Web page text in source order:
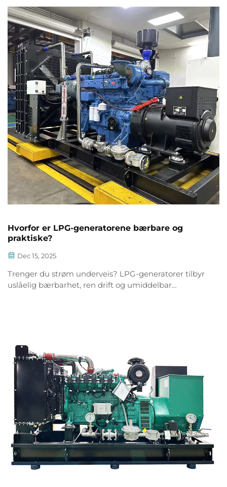
fyllingsbruk, kutte CO₂-utslipp og skaper avkastning
på investeringen. Oppdag hvordan i dag.
Hvorfor er LPG-generatorene bærbare og
praktiske?
Dec 15, 2025
Trenger du strøm underveis? LPG-generatorer tilbyr
uslåelig bærbarhet, ren drift og umiddelbar